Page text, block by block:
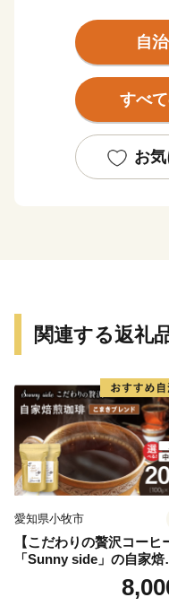
を誇るエリアです。
美しい山々から育ま
水百選「尾白川」、
瑞牆山源流」が選ば
な役割を果たしてき
北杜市では、この「
ファン」となってい
寄附金をいただいて
ある名水を守るため
支援、教育支援、観
に活用しております。
これからも、皆さま
よかった、住んでよか
取り組んでまいりい
山梨県北杜市長
自
すべ
お
関連する返礼
愛知県小牧市
【こだわりの贅沢コーヒ
「Sunny side」の自家焙
琲こまきブレンド（200g